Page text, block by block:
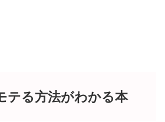
る方法がわかる本